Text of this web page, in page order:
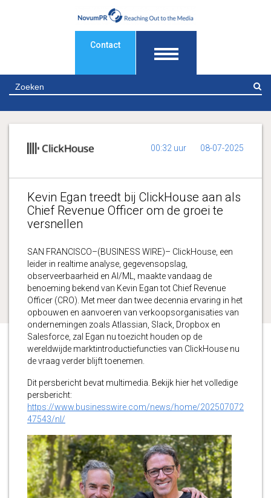
Contact
00:32 uur 08-07-2025
Kevin Egan treedt bij ClickHouse aan als
Chief Revenue Officer om de groei te
versnellen
SAN FRANCISCO–(BUSINESS WIRE)– ClickHouse, een
leider in realtime analyse, gegevensopslag,
observeerbaarheid en AI/ML, maakte vandaag de
benoeming bekend van Kevin Egan tot Chief Revenue
Officer (CRO). Met meer dan twee decennia ervaring in het
opbouwen en aanvoeren van verkoopsorganisaties van
ondernemingen zoals Atlassian, Slack, Dropbox en
Salesforce, zal Egan nu toezicht houden op de
wereldwijde marktintroductiefuncties van ClickHouse nu
de vraag verder blijft toenemen.
Dit persbericht bevat multimedia. Bekijk hier het volledige
persbericht:
https://www.businesswire.com/news/home/202507072
47543/nl/